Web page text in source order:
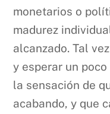
monetarios o
madurez
alcanzado. Tal
y esperar un
la sensación de
acabando, y que